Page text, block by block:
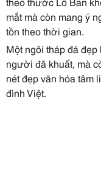
mắt mà còn mang ý
tồn theo thời gian.
Một ngôi tháp đá
người đã khuất, mà
nét đẹp văn hóa tâm
đình Việt.